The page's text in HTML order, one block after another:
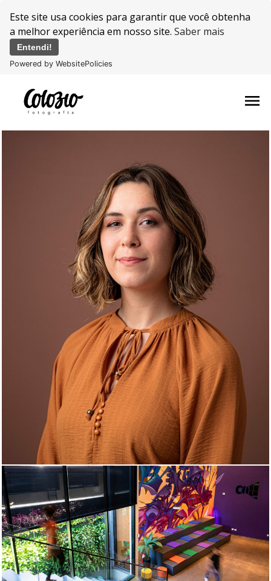
Este site usa cookies para garantir que você obtenha
a melhor experiência em nosso site. Saber mais
Entendi!
Powered by WebsitePolicies
menu